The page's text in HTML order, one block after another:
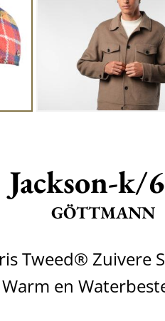
Jackson-k/
GÖTTMANN
Tweed® Zuivere
Warm en